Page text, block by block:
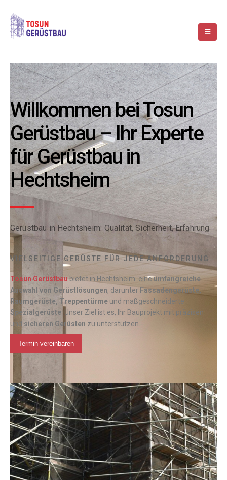
Willkommen bei Tosun
Gerüstbau – Ihr Experte
für Gerüstbau in
Hechtsheim
Gerüstbau in Hechtsheim: Qualität, Sicherheit, Erfahrung
VIELSEITIGE GERÜSTE FÜR JEDE ANFORDERUNG
Tosun Gerüstbaubietet in Hechtsheim eineumfangreiche
Auswahl von Gerüstlösungen, darunter Fassadengerüste,
Raumgerüste, Treppentürme und maßgeschneiderte
Spezialgerüste . Unser Ziel ist es, Ihr Bauprojekt mit präzisen
und sicheren Gerüsten zu unterstützen.
Termin vereinbaren